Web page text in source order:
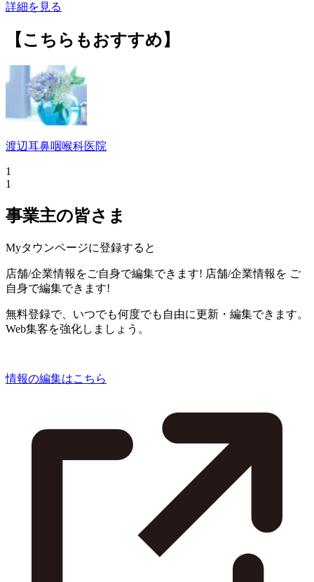
詳細を見る
【こちらもおすすめ】
渡辺耳鼻咽喉科医院
1
1
事業主の皆さま
Myタウンページに登録すると
店舗/企業情報をご自身で編集できます! 店舗/企業情報を ご
自身で編集できます!
無料登録で、いつでも何度でも自由に更新・編集できます。
Web集客を強化しましょう。
情報の編集はこちら